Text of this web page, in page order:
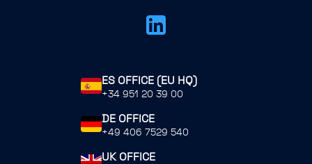
ES OFFICE (EU HQ)
+34 951 20 39 00
DE OFFICE
+49 406 7529 540
UK OFFICE